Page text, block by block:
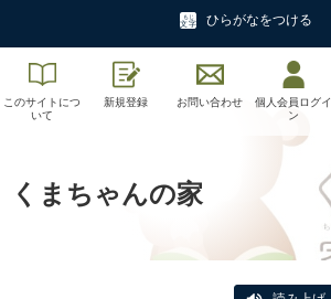
ひらがなをつける
このサイトにつ
いて
新規登録 お問い合わせ
個人会員ログイ
ン
くまちゃんの家